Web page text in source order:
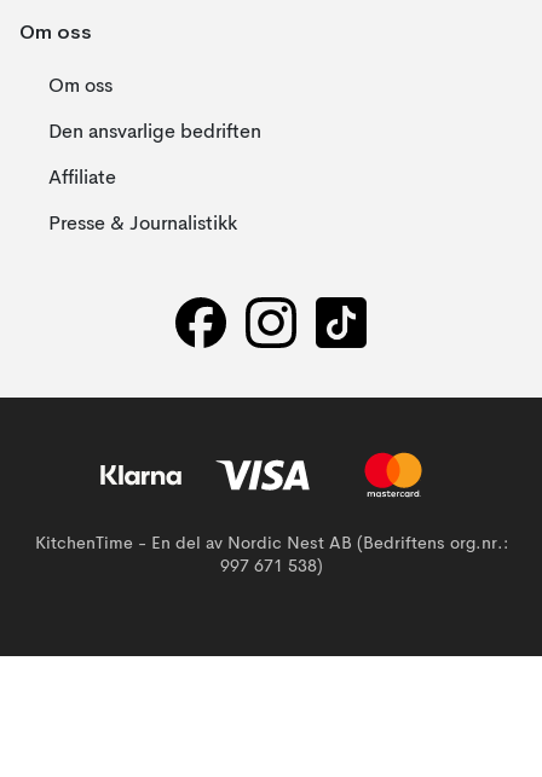
Om oss
Om oss
Den ansvarlige bedriften
Affiliate
Presse & Journalistikk
KitchenTime - En del av Nordic Nest AB (Bedriftens org.nr.:
997 671 538)